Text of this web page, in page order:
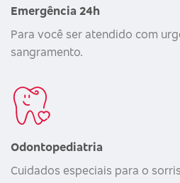
Emergência 24h
Para você ser atendido com
sangramento.
Odontopediatria
Cuidados especiais para o